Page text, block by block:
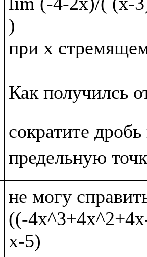
)
при x
сократите дробь
не могу
((-